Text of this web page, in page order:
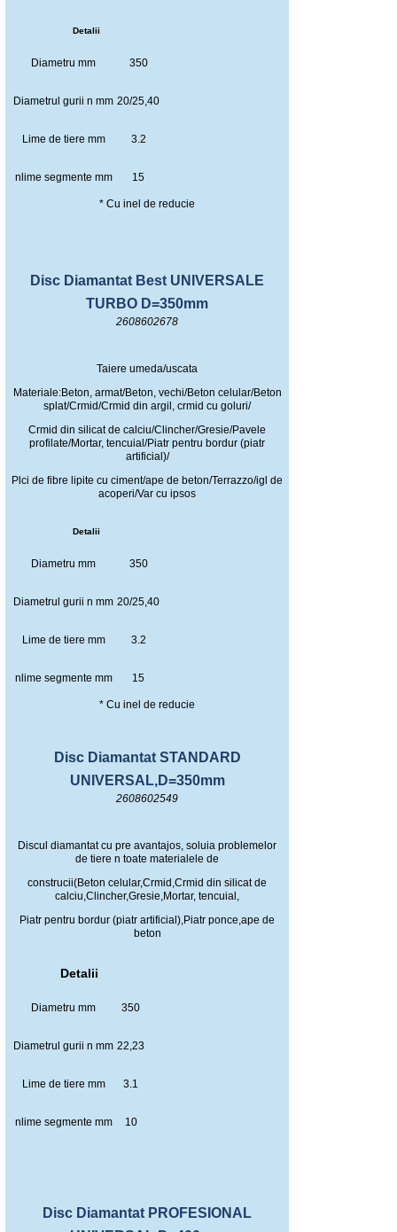
Detalii
Diametru mm 350
Diametrul gurii n mm 20/25,40
Lime de tiere mm 3.2
nlime segmente mm 15
* Cu inel de reducie
Disc Diamantat Best UNIVERSALE
TURBO D=350mm
2608602678
Taiere umeda/uscata
Materiale:Beton, armat/Beton, vechi/Beton celular/Beton
splat/Crmid/Crmid din argil, crmid cu goluri/
Crmid din silicat de calciu/Clincher/Gresie/Pavele
profilate/Mortar, tencuial/Piatr pentru bordur (piatr
artificial)/
Plci de fibre lipite cu ciment/ape de beton/Terrazzo/igl de
acoperi/Var cu ipsos
Detalii
Diametru mm 350
Diametrul gurii n mm 20/25,40
Lime de tiere mm 3.2
nlime segmente mm 15
* Cu inel de reducie
Disc Diamantat STANDARD
UNIVERSAL,D=350mm
2608602549
Discul diamantat cu pre avantajos, soluia problemelor
de tiere n toate materialele de
construcii(Beton celular,Crmid,Crmid din silicat de
calciu,Clincher,Gresie,Mortar, tencuial,
Piatr pentru bordur (piatr artificial),Piatr ponce,ape de
beton
Detalii
Diametru mm 350
Diametrul gurii n mm 22,23
Lime de tiere mm 3.1
nlime segmente mm 10
Disc Diamantat PROFESIONAL